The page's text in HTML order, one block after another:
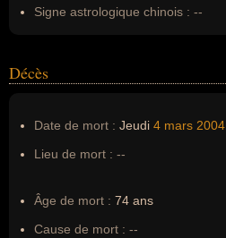
Signe astrologique chinois : --
Décès
Date de mort : Jeudi 4 mars 2004
Lieu de mort : --
Âge de mort : 74 ans
Cause de mort : --